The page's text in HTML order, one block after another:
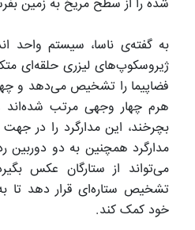
شده را از سطح مریخ به زمین
به گفته‌ی ناسا، سیستم واحد
ژیروسکوپ‌های لیزری حلقه‌ای
فضاپیما را تشخیص می‌دهد و
هرم چهار وجهی مرتب شده‌اند
بچرخند، این مدارگرد را در
مدارگرد همچنین به دو دوربین
می‌تواند از ستارگان عکس
تشخیص ستاره‌ای قرار دهد تا
خود کمک کند.